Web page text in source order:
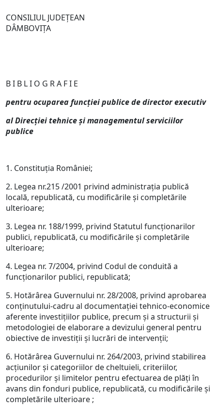
CONSILIUL JUDEŢEAN
DÂMBOVIŢA
B I B L I O G R A F I E
pentru ocuparea funcţiei publice de director executiv
al Direcţiei tehnice şi managementul serviciilor
publice
1. Constituţia României;
2. Legea nr.215 /2001 privind administraţia publică
locală, republicată, cu modificările şi completările
ulterioare;
3. Legea nr. 188/1999, privind Statutul funcţionarilor
publici, republicată, cu modificările şi completările
ulterioare;
4. Legea nr. 7/2004, privind Codul de conduită a
funcţionarilor publici, republicată;
5. Hotărârea Guvernului nr. 28/2008, privind aprobarea
conţinutului-cadru al documentaţiei tehnico-economice
aferente investiţiilor publice, precum şi a structurii şi
metodologiei de elaborare a devizului general pentru
obiective de investiţii şi lucrări de intervenţii;
6. Hotărârea Guvernului nr. 264/2003, privind stabilirea
acţiunilor şi categoriilor de cheltuieli, criteriilor,
procedurilor şi limitelor pentru efectuarea de plăţi în
avans din fonduri publice, republicată, cu modificările şi
completările ulterioare ;